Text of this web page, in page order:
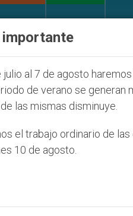
julio al 7 de agosto
de verano se generan
las mismas disminuye.
el trabajo ordinario de
10 de agosto.